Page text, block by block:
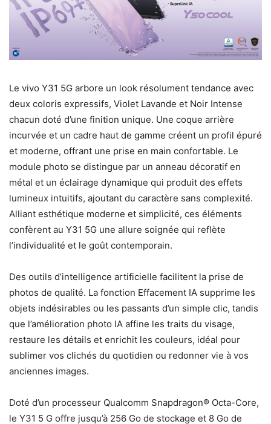
Le vivo Y31 5G arbore un look résolument tendance avec
deux coloris expressifs, Violet Lavande et Noir Intense
chacun doté d’une finition unique. Une coque arrière
incurvée et un cadre haut de gamme créent un profil épuré
et moderne, offrant une prise en main confortable. Le
module photo se distingue par un anneau décoratif en
métal et un éclairage dynamique qui produit des effets
lumineux intuitifs, ajoutant du caractère sans complexité.
Alliant esthétique moderne et simplicité, ces éléments
confèrent au Y31 5G une allure soignée qui reflète
l’individualité et le goût contemporain.
Des outils d’intelligence artificielle facilitent la prise de
photos de qualité. La fonction Effacement IA supprime les
objets indésirables ou les passants d’un simple clic, tandis
que l’amélioration photo IA affine les traits du visage,
restaure les détails et enrichit les couleurs, idéal pour
sublimer vos clichés du quotidien ou redonner vie à vos
anciennes images.
Doté d’un processeur Qualcomm Snapdragon® Octa-Core,
le Y31 5 G offre jusqu’à 256 Go de stockage et 8 Go de